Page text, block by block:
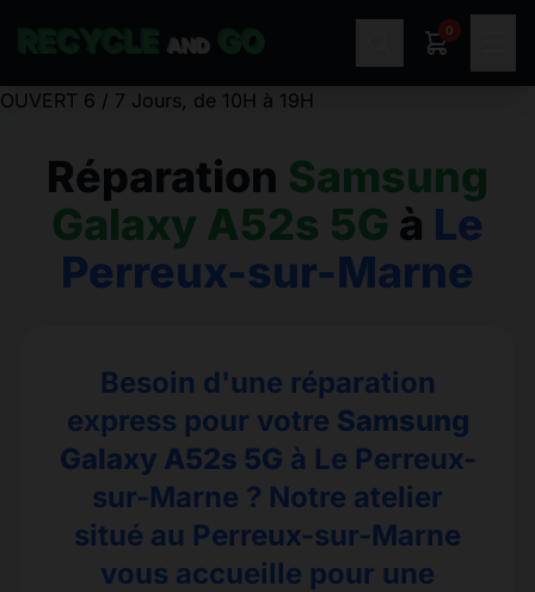
AND
0
Réparation Samsung
Galaxy A52s 5G à Le
Perreux-sur-Marne
Besoin d'une réparation
express pour votre Samsung
Galaxy A52s 5G à Le Perreux-
sur-Marne ? Notre atelier
situé au Perreux-sur-Marne
vous accueille pour une